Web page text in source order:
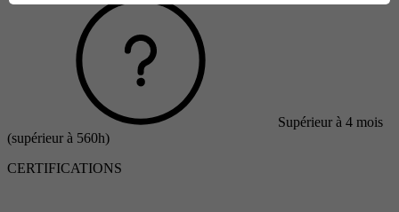
Supérieur à 4 mois
(supérieur à 560h)
CERTIFICATIONS